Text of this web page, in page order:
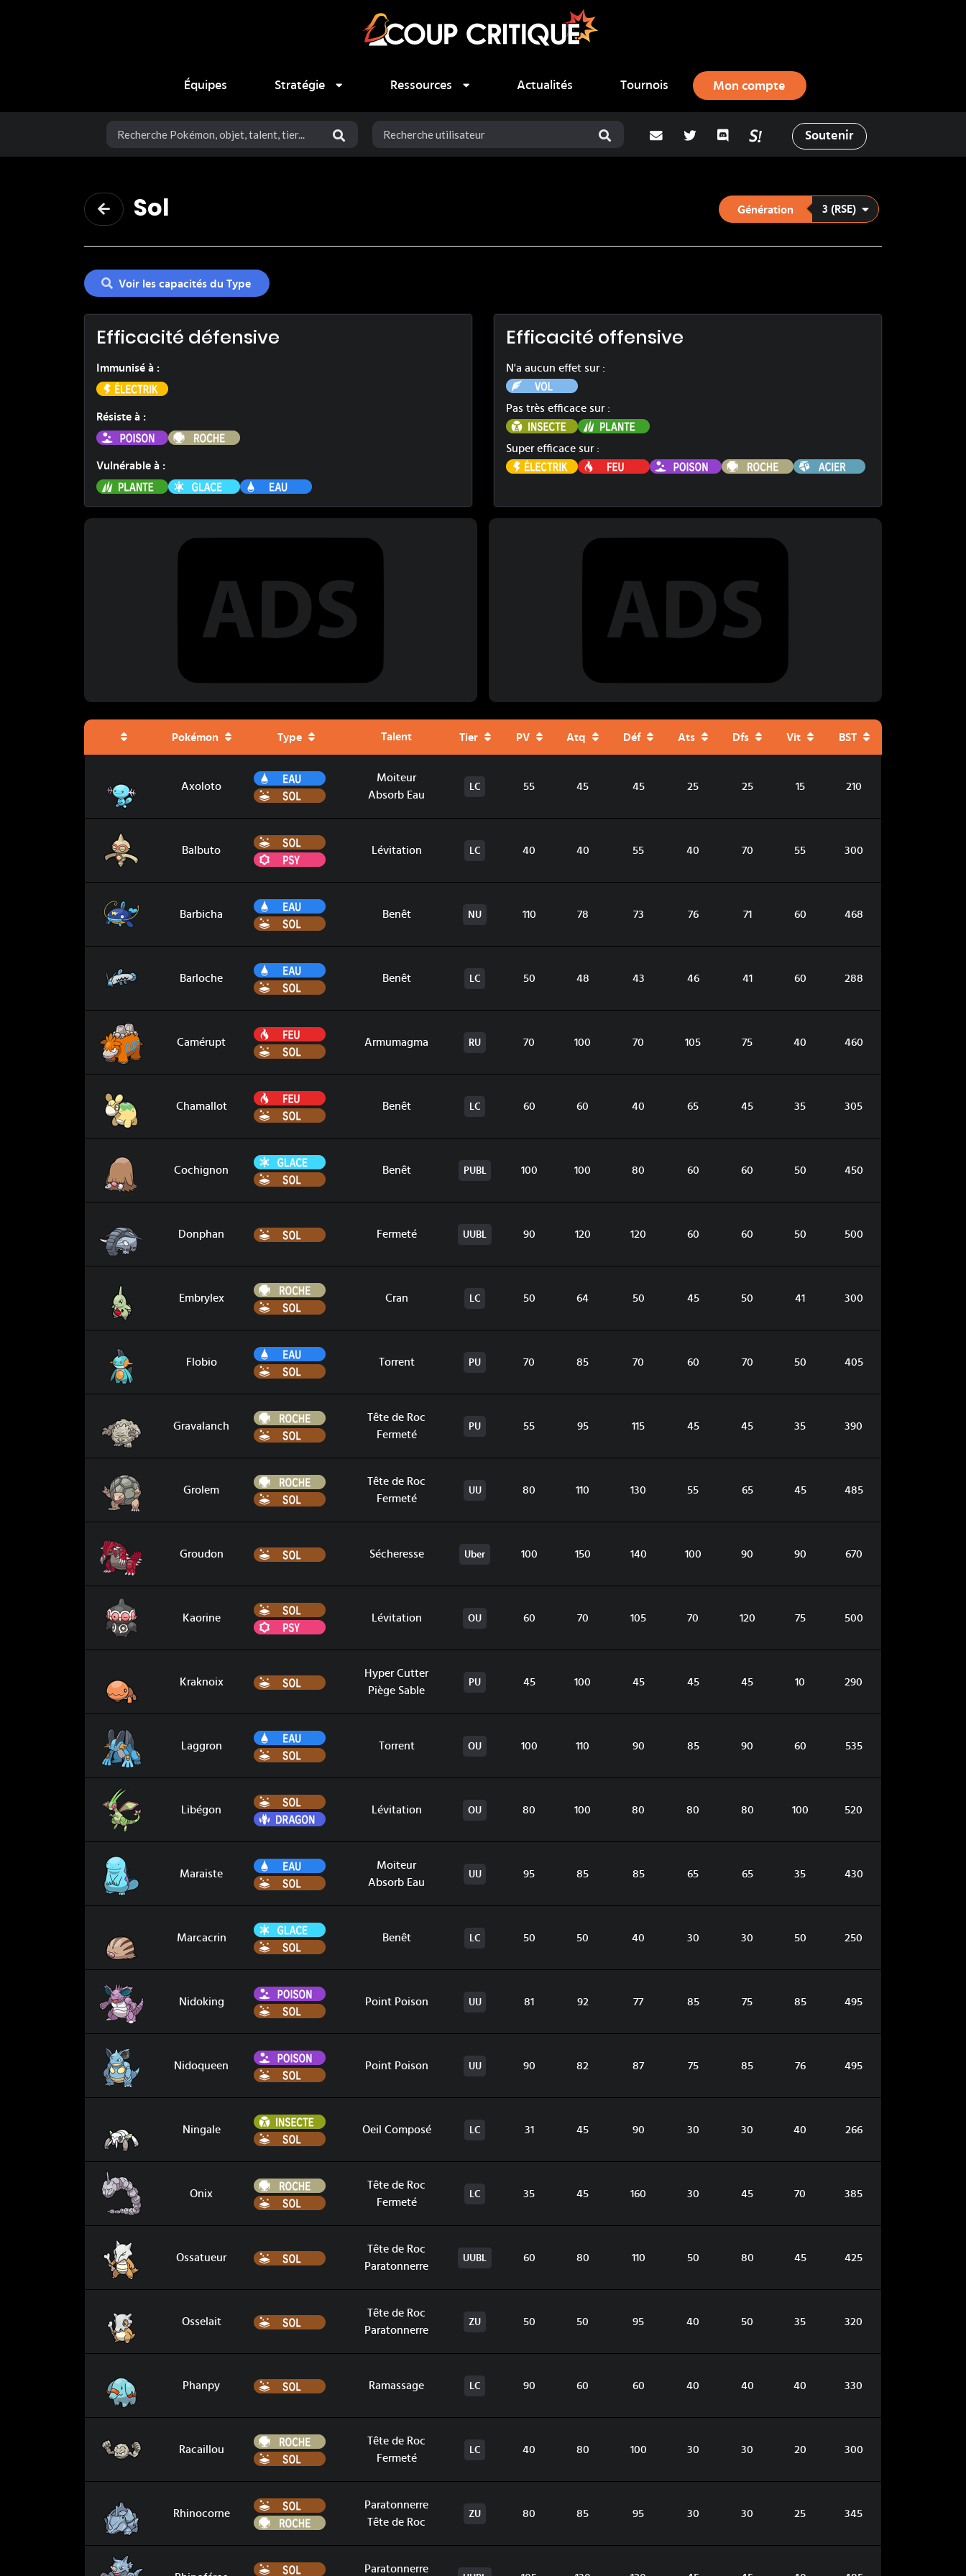
Équipes
Stratégie Ressources Actualités Tournois Mon compte
adresse email
Twitter DiscordLa Salty Room sur Pokémon
Soutenir
Sol Génération 3 (RSE)
Voir les capacités du Type
Efficacité défensive
Immunisé à :
Électrik
Résiste à :
Poison
Roche
Vulnérable à :
Plante
Glace Eau
Efficacité offensive
N'a aucun effet sur :
Vol
Pas très efficace sur :
Insecte
Plante
Super efficace sur :
Électrik
Feu Poison Roche Acier
Pokémon Type Talent Tier PV Atq Déf Ats Dfs Vit BST
Axoloto
Eau
Sol
Moiteur
Absorb Eau
LC 55 45 45 25 25 15 210
Balbuto
Sol
Psy
Lévitation LC 40 40 55 40 70 55 300
Barbicha
Eau
Sol
Benêt NU 110 78 73 76 71 60 468
Barloche
Eau
Sol
Benêt LC 50 48 43 46 41 60 288
Camérupt
Feu
Sol
Armumagma RU 70 100 70 105 75 40 460
Chamallot
Feu
Sol
Benêt LC 60 60 40 65 45 35 305
Cochignon
Glace
Sol
Benêt PUBL 100 100 80 60 60 50 450
Donphan
Sol Fermeté UUBL 90 120 120 60 60 50 500
Embrylex
Roche
Sol
Cran LC 50 64 50 45 50 41 300
Flobio
Eau
Sol
Torrent PU 70 85 70 60 70 50 405
Gravalanch
Roche
Sol
Tête de Roc
Fermeté
PU 55 95 115 45 45 35 390
Grolem
Roche
Sol
Tête de Roc
Fermeté
UU 80 110 130 55 65 45 485
Groudon
Sol Sécheresse Uber 100 150 140 100 90 90 670
Kaorine
Sol
Psy
Lévitation OU 60 70 105 70 120 75 500
Kraknoix
Sol
Hyper Cutter
Piège Sable
PU 45 100 45 45 45 10 290
Laggron
Eau
Sol
Torrent OU 100 110 90 85 90 60 535
Libégon
Sol
Dragon
Lévitation OU 80 100 80 80 80 100 520
Maraiste
Eau
Sol
Moiteur
Absorb Eau
UU 95 85 85 65 65 35 430
Marcacrin
Glace
Sol
Benêt LC 50 50 40 30 30 50 250
Nidoking
Poison
Sol
Point Poison UU 81 92 77 85 75 85 495
Nidoqueen
Poison
Sol
Point Poison UU 90 82 87 75 85 76 495
Ningale
Insecte
Sol
Oeil Composé LC 31 45 90 30 30 40 266
Onix
Roche
Sol
Tête de Roc
Fermeté
LC 35 45 160 30 45 70 385
Ossatueur
Sol
Tête de Roc
Paratonnerre
UUBL 60 80 110 50 80 45 425
Osselait
Sol
Tête de Roc
Paratonnerre
ZU 50 50 95 40 50 35 320
Phanpy
Sol Ramassage LC 90 60 60 40 40 40 330
Racaillou
Roche
Sol
Tête de Roc
Fermeté
LC 40 80 100 30 30 20 300
Rhinocorne
Sol
Roche
Paratonnerre
Tête de Roc
ZU 80 85 95 30 30 25 345
Sol Paratonnerre